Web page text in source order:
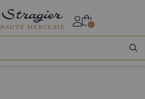
HAUTE MERCERIE 0